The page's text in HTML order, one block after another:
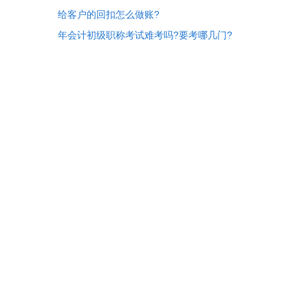
给客户的回扣怎么做账?
年会计初级职称考试难考吗?要考哪几门?